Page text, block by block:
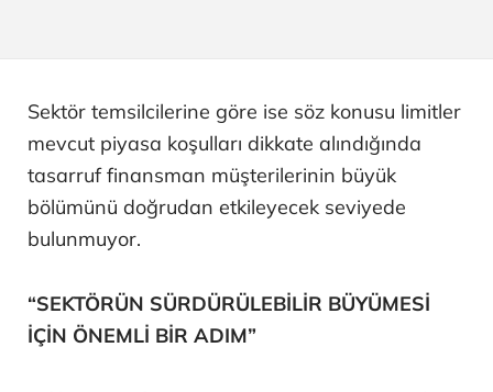
Sektör temsilcilerine göre ise söz konusu limitler
mevcut piyasa koşulları dikkate alındığında
tasarruf finansman müşterilerinin büyük
bölümünü doğrudan etkileyecek seviyede
bulunmuyor.
“SEKTÖRÜN SÜRDÜRÜLEBİLİR BÜYÜMESİ
İÇİN ÖNEMLİ BİR ADIM”